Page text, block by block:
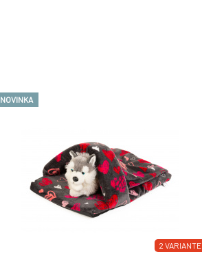
2 VARIANTE
NOVINKA